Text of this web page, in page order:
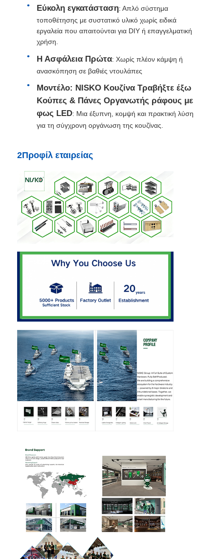
Νεροχύτη και βρύση
δίσκος μαχαιροπήρουνων
φωτισμός LED για ντουλάπι
Απορριμματοθήκη κουζίνας
Εύκολη εγκατάσταση: Απλό σύστημα
τοποθέτησης με συστατικό υλικό χωρίς ειδικά
εργαλεία που απαιτούνται για DIY ή επαγγελματική
χρήση.
Η Ασφάλεια Πρώτα: Χωρίς πλέον κάμψη ή
ανασκόπηση σε βαθιές ντουλάπες
Μοντέλο: NISKO Κουζίνα Τραβήξτε έξω
Κούπες & Πάνες Οργανωτής ράφους με
φως LED: Μια έξυπνη, κομψή και πρακτική λύση
για τη σύγχρονη οργάνωση της κουζίνας.
2Προφίλ εταιρείας